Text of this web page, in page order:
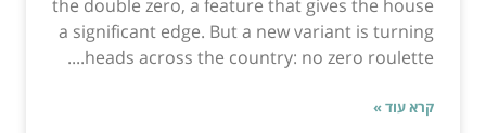
the double zero, a feature that gives the house
a significant edge. But a new variant is turning
heads across the country: no zero roulette....
קרא עוד »